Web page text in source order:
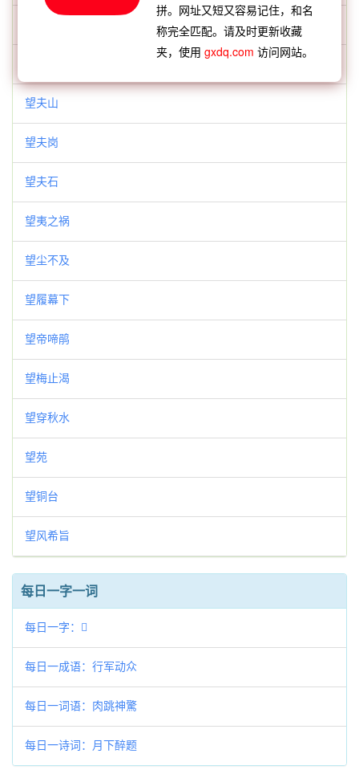
望夫山
望夫岗
望夫石
望夷之祸
望尘不及
望履幕下
望帝啼鹃
望梅止渴
望穿秋水
望苑
望铜台
望风希旨
每日一字一词
每日一字：𧮮
每日一成语：行军动众
每日一词语：肉跳神驚
每日一诗词：月下醉题
拼。网址又短又容易记住，和名
称完全匹配。请及时更新收藏
夹，使用gxdq.com 访问网站。